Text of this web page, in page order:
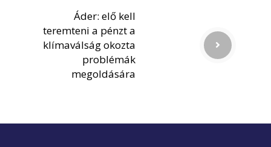
Áder: elő kell
teremteni a pénzt a
klímaválság okozta
problémák
megoldására